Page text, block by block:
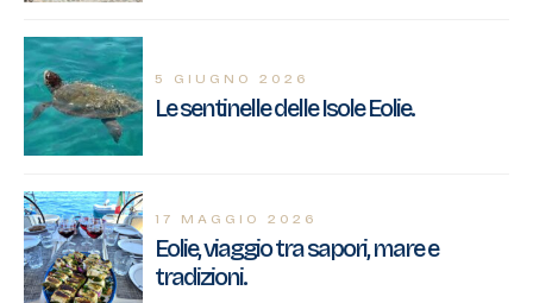
5 GIUGNO 2026
Le sentinelle delle Isole Eolie.
17 MAGGIO 2026
Eolie, viaggio tra sapori, mare e
tradizioni.